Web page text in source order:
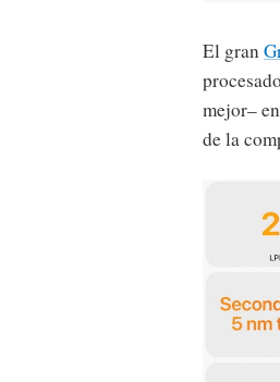
El gran
mejor–
de la